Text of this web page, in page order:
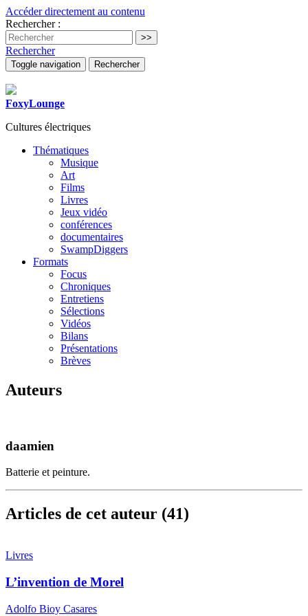
Accéder directement au contenu
Rechercher :
Rechercher
Toggle navigation Rechercher
FoxyLounge
Cultures électriques
Thématiques
Musique
Art
Films
Livres
Jeux vidéo
conférences
documentaires
SwampDiggers
Formats
Focus
Chroniques
Entretiens
Sélections
Vidéos
Bilans
Présentations
Brèves
Auteurs
daamien
Batterie et peinture.
Articles de cet auteur (41)
Livres
L’invention de Morel
Adolfo Bioy Casares